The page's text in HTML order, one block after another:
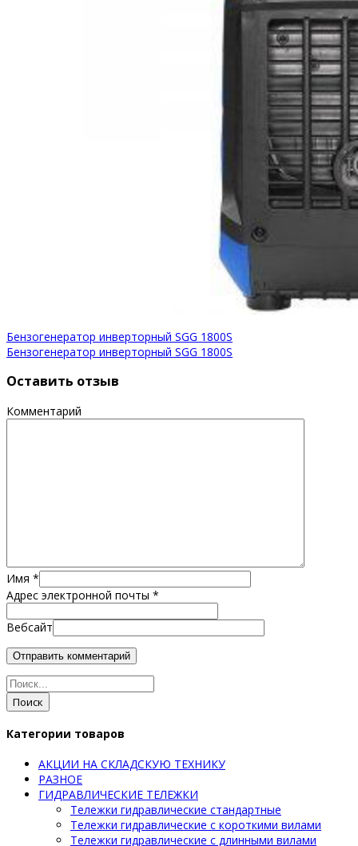
Бензогенератор инверторный SGG 1800S
Бензогенератор инверторный SGG 1800S
Оставить отзыв
Комментарий
Имя *
Адрес электронной почты *
Вебсайт
Поиск
Категории товаров
АКЦИИ НА СКЛАДСКУЮ ТЕХНИКУ
РАЗНОЕ
ГИДРАВЛИЧЕСКИЕ ТЕЛЕЖКИ
Тележки гидравлические стандартные
Тележки гидравлические с короткими вилами
Тележки гидравлические с длинными вилами